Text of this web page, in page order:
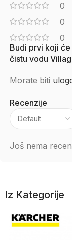
0
0
0
Recenzije
Još nema
Budi prvi koji
čistu vodu
Morate biti
Iz Kategorije